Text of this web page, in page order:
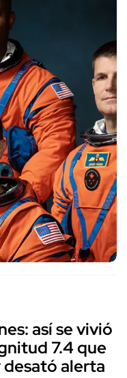
así se vivió
7.4 que
desató alerta